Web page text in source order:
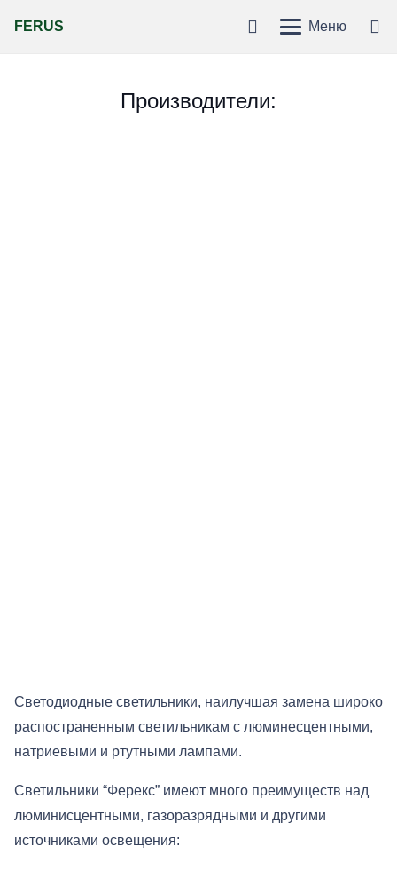
FERUS Меню
Производители:
Светодиодные светильники, наилучшая замена широко
распостраненным светильникам с люминесцентными,
натриевыми и ртутными лампами.
Cветильники “Ферекс” имеют много преимуществ над
люминисцентными, газоразрядными и другими
источниками освещения: